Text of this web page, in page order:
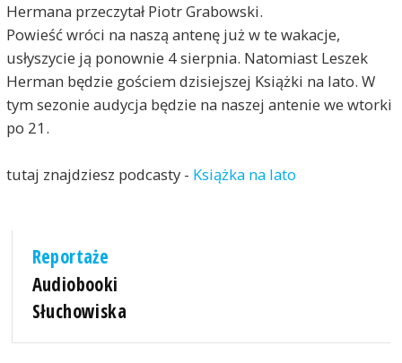
Hermana przeczytał Piotr Grabowski.
Powieść wróci na naszą antenę już w te wakacje,
usłyszycie ją ponownie 4 sierpnia. Natomiast Leszek
Herman będzie gościem dzisiejszej Książki na lato. W
tym sezonie audycja będzie na naszej antenie we wtorki
po 21.
tutaj znajdziesz podcasty - Książka na lato
Reportaże
Audiobooki
Słuchowiska